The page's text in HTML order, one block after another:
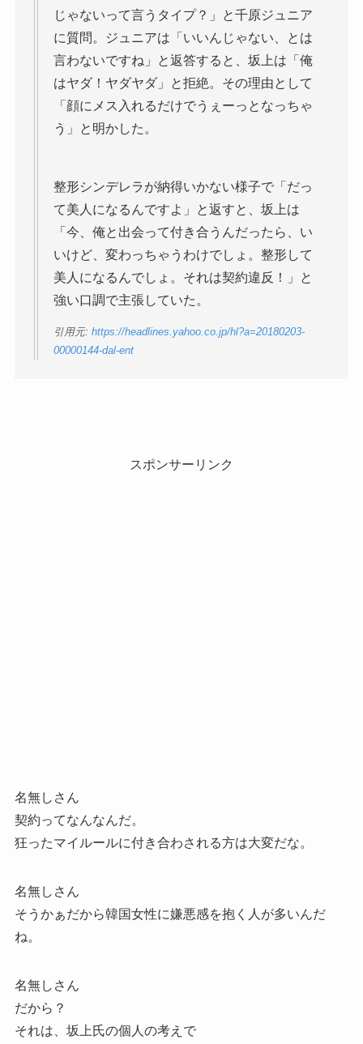
じゃないって言うタイプ？」と千原ジュニア
に質問。ジュニアは「いいんじゃない、とは
言わないですね」と返答すると、坂上は「俺
はヤダ！ヤダヤダ」と拒絶。その理由として
「顔にメス入れるだけでうぇーっとなっちゃ
う」と明かした。
整形シンデレラが納得いかない様子で「だっ
て美人になるんですよ」と返すと、坂上は
「今、俺と出会って付き合うんだったら、い
いけど、変わっちゃうわけでしょ。整形して
美人になるんでしょ。それは契約違反！」と
強い口調で主張していた。
引用元: https://headlines.yahoo.co.jp/hl?a=20180203-
00000144-dal-ent
スポンサーリンク
名無しさん
契約ってなんなんだ。
狂ったマイルールに付き合わされる方は大変だな。
名無しさん
そうかぁだから韓国女性に嫌悪感を抱く人が多いんだ
ね。
名無しさん
だから？
それは、坂上氏の個人の考えで